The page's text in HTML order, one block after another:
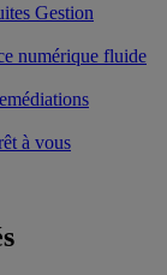
Gestion
numérique fluide
à vous